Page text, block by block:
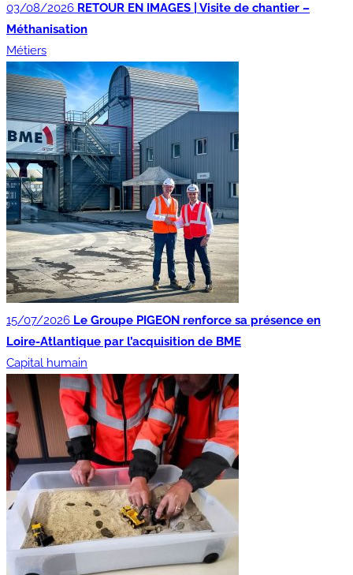
03/08/2026 RETOUR EN IMAGES | Visite de chantier –
Méthanisation
Métiers
15/07/2026 Le Groupe PIGEON renforce sa présence en
Loire-Atlantique par l’acquisition de BME
Capital humain